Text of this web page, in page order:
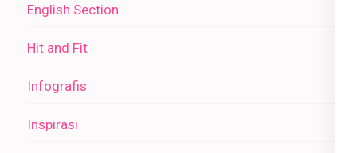
English Section
Hit and Fit
Infografis
Inspirasi